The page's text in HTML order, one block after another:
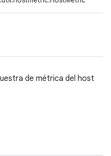
de métrica del host